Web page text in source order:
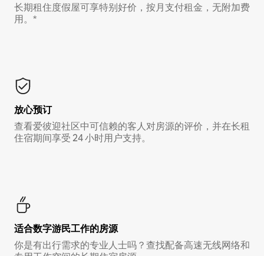
长期租住度假屋可享特别好价，按月支付租金，无附加费
用。*
放心预订
查看爱彼迎社区中可信赖的客人对房源的评价，并在长租
住宿期间享受 24 小时用户支持。
适合数字游民工作的房源
你是有出行需求的专业人士吗？查找配备高速无线网络和